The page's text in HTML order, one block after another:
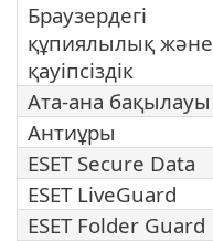
Браузердегі
құпиялылық және
қауіпсіздік
Ата-ана бақылауы
Антиұры
ESET Secure Data
ESET LiveGuard
ESET Folder Guard